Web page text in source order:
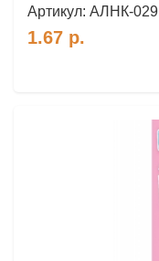
Артикул: АЛНК-029
1.67 р.